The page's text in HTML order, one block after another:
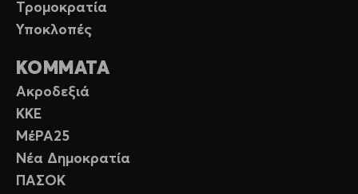
Τρομοκρατία
Υποκλοπές
ΚΟΜΜΑΤΑ
Ακροδεξιά
ΚΚΕ
ΜέΡΑ25
Νέα Δημοκρατία
ΠΑΣΟΚ